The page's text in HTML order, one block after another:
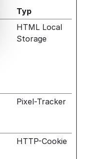
Typ
HTML Local
Storage
Pixel-Tracker
HTTP-Cookie